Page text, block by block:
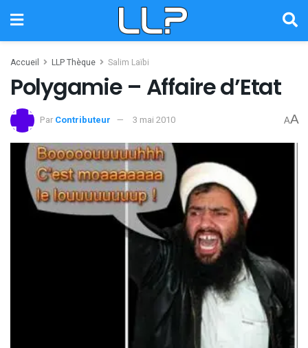
Accueil LLP Thèque Salim Laïbi
Polygamie – Affaire d’Etat
Par Contributeur 3 mai 2010 AA